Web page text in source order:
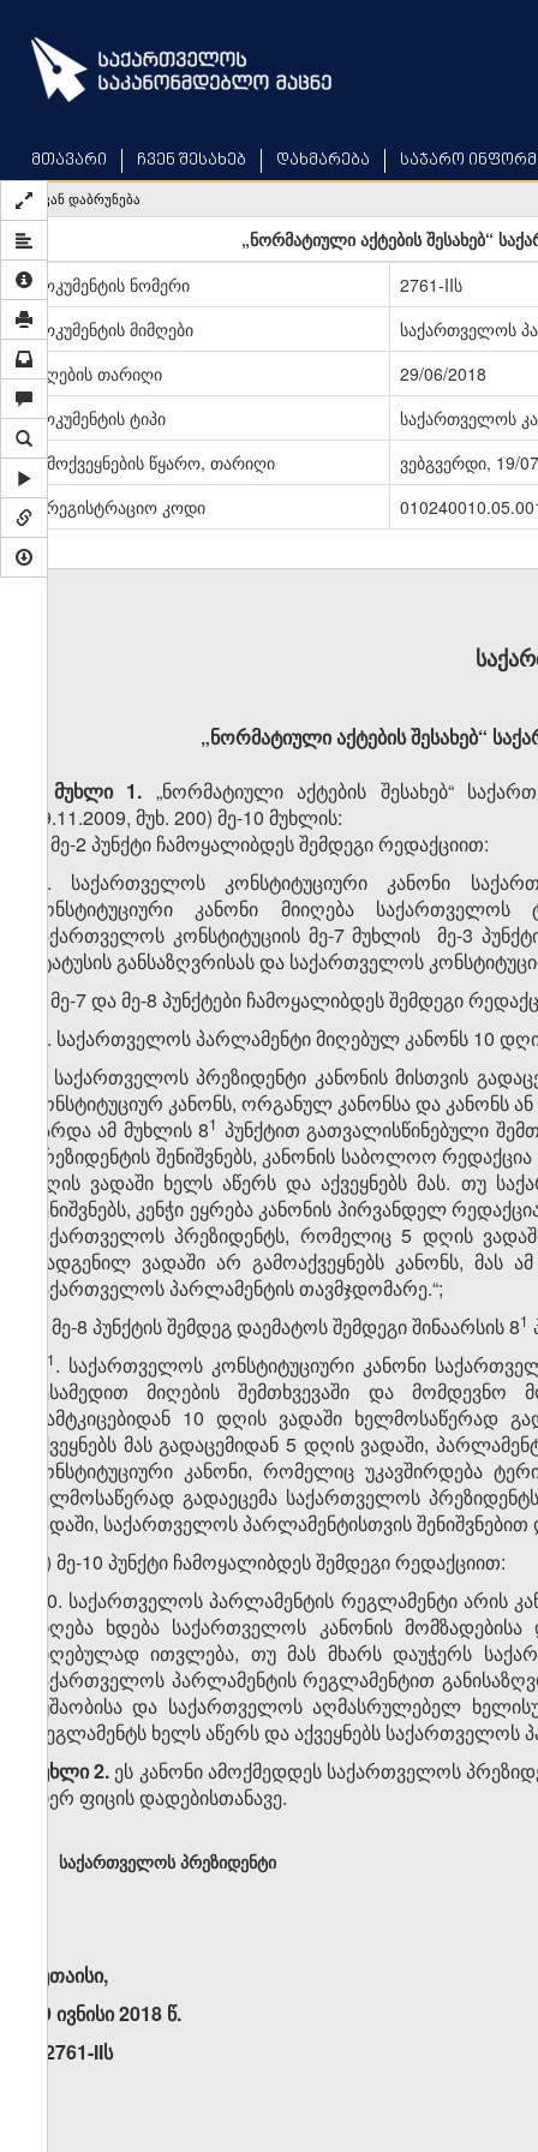
main
content
მთავარი ჩვენ შესახებ დახმარება საჯარო
უკან დაბრუნება
„ნორმატიული აქტების შესახებ“
დოკუმენტის ნომერი
2761-IIს
დოკუმენტის მიმღები
საქართველოს
მიღების თარიღი
29/06/2018
დოკუმენტის ტიპი
საქართველოს
გამოქვეყნების წყარო, თარიღი
ვებგვერდი, 19/
სარეგისტრაციო კოდი
„ნორმატიული აქტების შესახებ“
მუხლი 1. „ნორმატიული აქტების შესახებ“
09.11.2009, მუხ. 200) მე-10 მუხლის:
ა) მე-2 პუნქტი ჩამოყალიბდეს შემდეგი რედაქციით:
„2. საქართველოს კონსტიტუციური კანონი
კონსტიტუციური კანონი მიიღება
საქართველოს კონსტიტუციის მე-7 მუხლის მე-3
სტატუსის განსაზღვრისას და საქართველოს
ბ) მე-7 და მე-8 პუნქტები ჩამოყალიბდეს შემდეგი
„7. საქართველოს პარლამენტი მიღებულ კანონს 10
8. საქართველოს პრეზიდენტი კანონის მისთვის
კონსტიტუციურ კანონს, ორგანულ კანონსა და კანონს
გარდა ამ მუხლის 8​1 პუნქტით გათვალისწინებული
პრეზიდენტის შენიშვნებს, კანონის საბოლოო
დღის ვადაში ხელს აწერს და აქვეყნებს მას. თუ
შენიშვნებს, კენჭი ეყრება კანონის პირვანდელ
საქართველოს პრეზიდენტს, რომელიც 5 დღის
დადგენილ ვადაში არ გამოაქვეყნებს კანონს, მას
საქართველოს პარლამენტის თავმჯდომარე.“;
გ) მე-8 პუნქტის შემდეგ დაემატოს შემდეგი შინაარსის 8​1
​1. საქართველოს კონსტიტუციური კანონი
მესამედით მიღების შემთხვევაში და
დამტკიცებიდან 10 დღის ვადაში ხელმოსაწერად
აქვეყნებს მას გადაცემიდან 5 დღის ვადაში,
კონსტიტუციური კანონი, რომელიც უკავშირდება
ხელმოსაწერად გადაეცემა საქართველოს
ვადაში, საქართველოს პარლამენტისთვის
დ) მე-10 პუნქტი ჩამოყალიბდეს შემდეგი რედაქციით:
„10. საქართველოს პარლამენტის რეგლამენტი არის
მიღება ხდება საქართველოს კანონის
მიღებულად ითვლება, თუ მას მხარს დაუჭერს
საქართველოს პარლამენტის რეგლამენტით
მუშაობისა და საქართველოს აღმასრულებელ
რეგლამენტს ხელს აწერს და აქვეყნებს საქართველოს
მუხლი 2. ეს კანონი ამოქმედდეს საქართველოს
მიერ ფიცის დადებისთანავე.
საქართველოს პრეზიდენტი
ქუთაისი,
29 ივნისი 2018 წ.
N2761-IIს